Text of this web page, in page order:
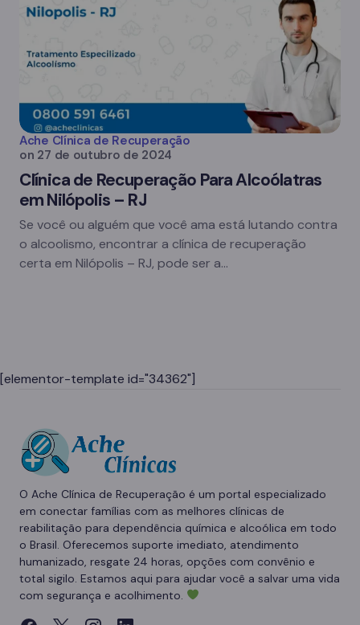
Ache Clínica de Recuperação
on 27 de outubro de 2024
Clínica de Recuperação Para Alcoólatras
em Nilópolis – RJ
Se você ou alguém que você ama está lutando contra
o alcoolismo, encontrar a clínica de recuperação
certa em Nilópolis – RJ, pode ser a…
[elementor-template id="34362"]
O Ache Clínica de Recuperação é um portal especializado
em conectar famílias com as melhores clínicas de
reabilitação para dependência química e alcoólica em todo
o Brasil. Oferecemos suporte imediato, atendimento
humanizado, resgate 24 horas, opções com convênio e
total sigilo. Estamos aqui para ajudar você a salvar uma vida
com segurança e acolhimento.